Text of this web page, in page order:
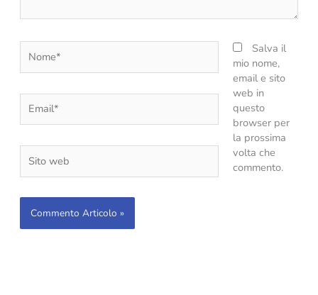
web
Salva il
mio nome,
email e sito
web in
questo
browser per
la prossima
volta che
commento.